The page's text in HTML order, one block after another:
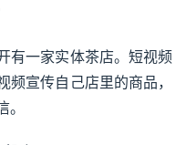
有一家实体茶店。短视频
宣传自己店里的商品，